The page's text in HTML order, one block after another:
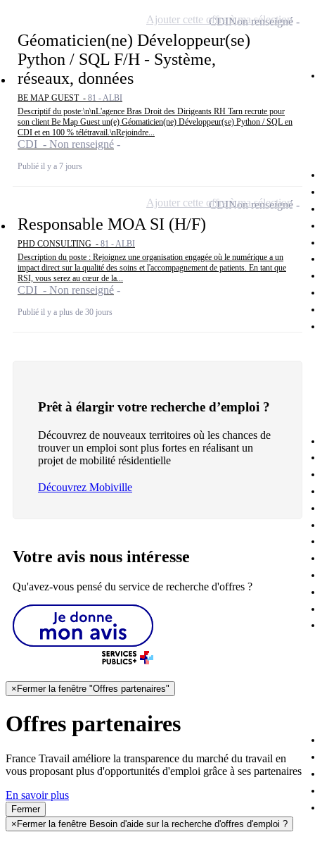
Géomaticien(ne) Développeur(se)
Python / SQL F/H - Système,
réseaux, données
BE MAP GUEST - 81 - ALBI
Descriptif du poste:\n\nL'agence Bras Droit des Dirigeants RH Tarn recrute pour
son client Be Map Guest un(e) Géomaticien(ne) Développeur(se) Python / SQL en
CDI et en 100 % télétravail.\nRejoindre...
CDI - Non renseigné
Publié il y a 7 jours
CDINon renseigné
Ajouter cette offre à ma sélection
Responsable MOA SI (H/F)
PHD CONSULTING - 81 - ALBI
Description du poste : Rejoignez une organisation engagée où le numérique a un
impact direct sur la qualité des soins et l'accompagnement de patients. En tant que
RSI, vous serez au cœur de la...
CDI - Non renseigné
Publié il y a plus de 30 jours
CDINon renseigné
Ajouter cette offre à ma sélection
Prêt à élargir votre recherche d’emploi ?
Découvrez de nouveaux territoires où les chances de
trouver un emploi sont plus fortes en réalisant un
projet de mobilité résidentielle
Découvrez Mobiville
Votre avis nous intéresse
Qu'avez-vous pensé du service de recherche d'offres ?
× Fermer la fenêtre "Offres partenaires"
Offres partenaires
France Travail améliore la transparence du marché du travail en
vous proposant plus d'opportunités d'emploi grâce à ses partenaires
En savoir plus
Fermer
× Fermer la fenêtre Besoin d'aide sur la recherche d'offres d'emploi ?